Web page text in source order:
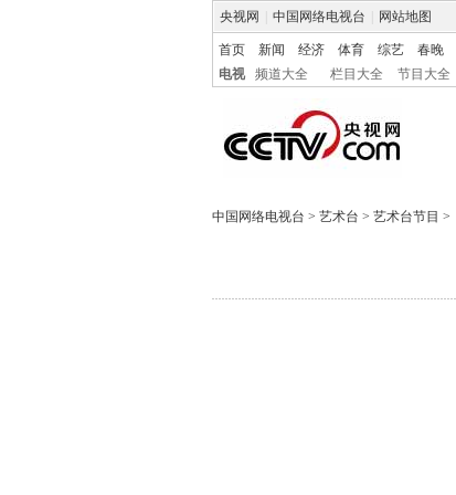
央视网 中国网络电视台 网站地图
首页 新闻 经济 体育 综艺 春晚
电视
频道大全 栏目大全 节目大全
中国网络电视台 > 艺术台 > 艺术台节目 >